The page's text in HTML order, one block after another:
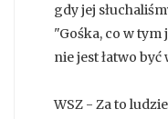
gdy jej
"Gośka, co w tym
nie jest łatwo
WSZ - Za to